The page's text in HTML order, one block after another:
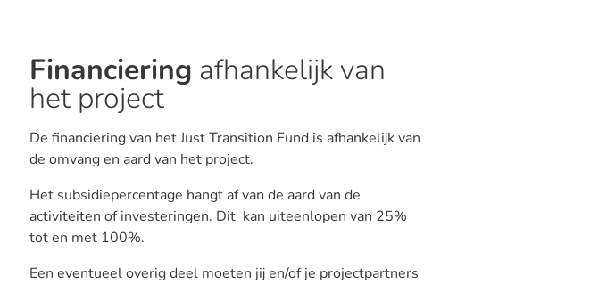
Financiering afhankelijk van
het project
De financiering van het Just Transition Fund is afhankelijk van
de omvang en aard van het project.
Het subsidiepercentage hangt af van de aard van de
activiteiten of investeringen. Dit kan uiteenlopen van 25%
tot en met 100%.
Een eventueel overig deel moeten jij en/of je projectpartners